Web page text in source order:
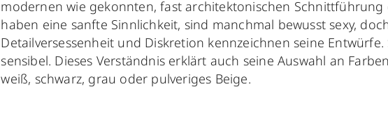
modernen wie gekonnten, fast architektonischen Schnittführung
haben eine sanfte Sinnlichkeit, sind manchmal bewusst sexy,
Detailversessenheit und Diskretion kennzeichnen seine Entwürfe.
sensibel. Dieses Verständnis erklärt auch seine Auswahl an
weiß, schwarz, grau oder pulveriges Beige.